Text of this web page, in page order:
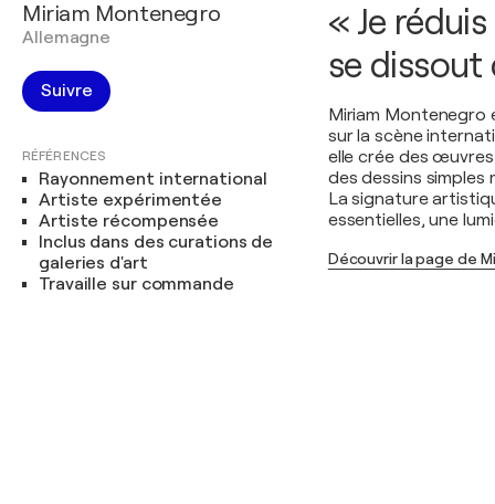
Miriam Montenegro
Allemagne
Suivre
RÉFÉRENCES
Rayonnement international
Artiste expérimentée
Artiste récompensée
Inclus dans des curations de
galeries d'art
Travaille sur commande
« Je
se dissout
Miriam Montenegro
sur la scène
elle crée des
des dessins
La signature
essentielles, une
Découvrir la page de